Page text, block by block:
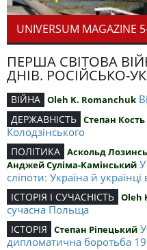
UNIVERSUM MAGAZINE
ПЕРША СВІТОВА
ДНІВ. РОСІЙСЬКО-
ВІЙНА Oleh K. Romanchuk
ДЕРЖАВНІСТЬ Степан Кость
Колодзінського
ПОЛІТИКА Аскольд
Анджей Суліма-Камінський
сліпоти: Україна й
ІСТОРІЯ І СУЧАСНІСТЬ Oleh
сучасна Польща
ІСТОРІЯ Степан Ріпецький
дипломатична боротьба